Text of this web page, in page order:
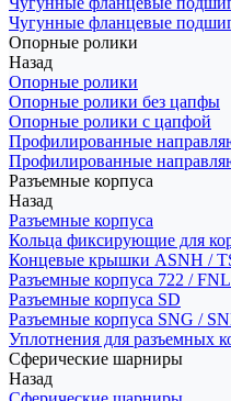
Чугунные фланцевые
Опорные ролики
Назад
Опорные ролики
Опорные ролики без цапфы
Опорные ролики с цапфой
Профилированные
Профилированные
Разъемные корпуса
Назад
Разъемные корпуса
Кольца фиксирующие для
Концевые крышки ASNH /
Разъемные корпуса 722 /
Разъемные корпуса SD
Разъемные корпуса SNG /
Уплотнения для разъемных
Сферические шарниры
Назад